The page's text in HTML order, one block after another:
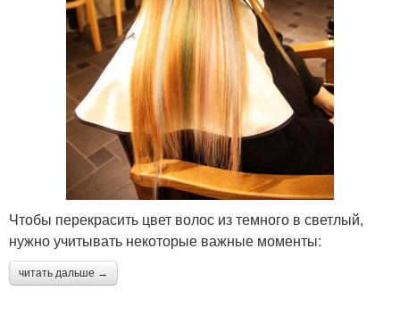
Чтобы перекрасить цвет волос из темного в светлый,
нужно учитывать некоторые важные моменты:
читать дальше →